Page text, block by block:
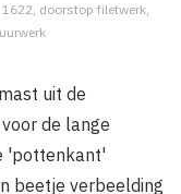
doorstop filetwerk,
uit de
de lange
'pottenkant'
beetje verbeelding